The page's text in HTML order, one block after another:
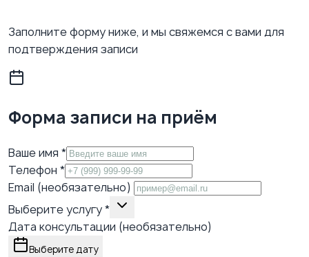
Заполните форму ниже, и мы свяжемся с вами для
подтверждения записи
Форма записи на приём
Ваше имя *
Телефон *
Email (необязательно)
Выберите услугу*
Дата консультации (необязательно)
Выберите дату